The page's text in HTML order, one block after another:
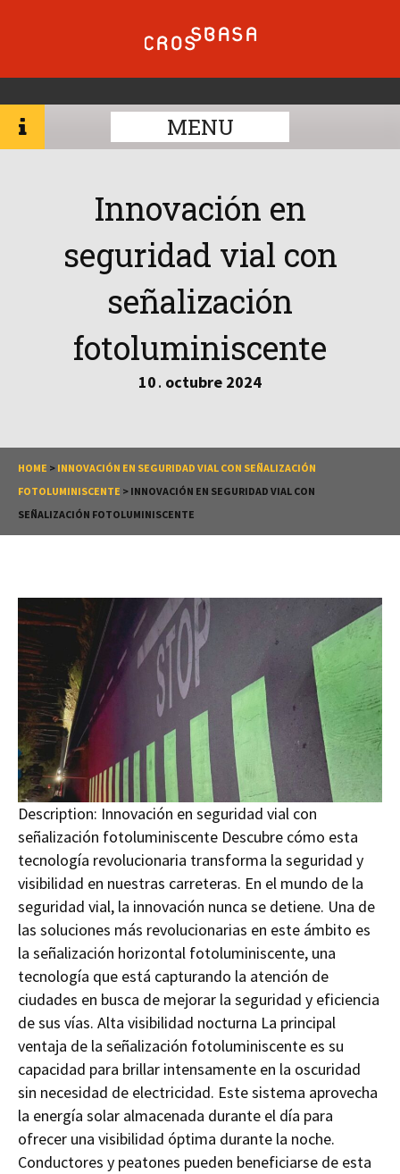
MENU
Innovación en
seguridad vial con
señalización
fotoluminiscente
10 . octubre 2024
HOME > INNOVACIÓN EN SEGURIDAD VIAL CON SEÑALIZACIÓN
FOTOLUMINISCENTE > INNOVACIÓN EN SEGURIDAD VIAL CON
SEÑALIZACIÓN FOTOLUMINISCENTE
Description: Innovación en seguridad vial con
señalización fotoluminiscente Descubre cómo esta
tecnología revolucionaria transforma la seguridad y
visibilidad en nuestras carreteras. En el mundo de la
seguridad vial, la innovación nunca se detiene. Una de
las soluciones más revolucionarias en este ámbito es
la señalización horizontal fotoluminiscente, una
tecnología que está capturando la atención de
ciudades en busca de mejorar la seguridad y eficiencia
de sus vías. Alta visibilidad nocturna La principal
ventaja de la señalización fotoluminiscente es su
capacidad para brillar intensamente en la oscuridad
sin necesidad de electricidad. Este sistema aprovecha
la energía solar almacenada durante el día para
ofrecer una visibilidad óptima durante la noche.
Conductores y peatones pueden beneficiarse de esta